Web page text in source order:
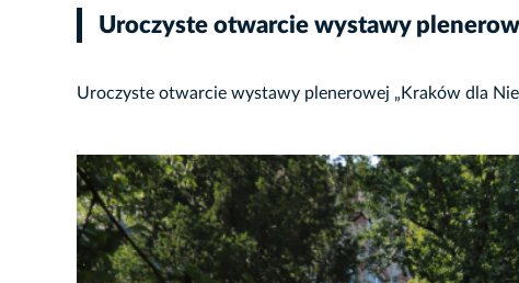
Uroczyste otwarcie wystawy
Uroczyste otwarcie wystawy plenerowej „Kraków dla